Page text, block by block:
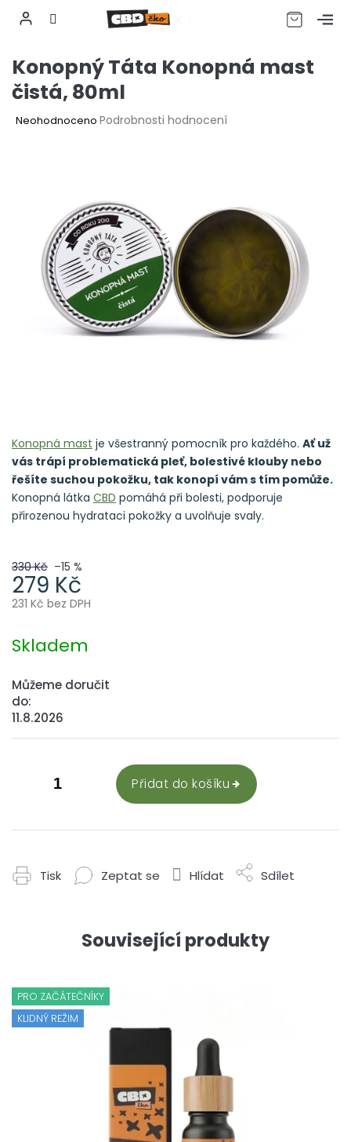
obsah
CZK
Konopný Táta Konopná mast
čistá, 80ml
Průměrné
hvězdiček.
Neohodnoceno Podrobnosti hodnocení
330 Kč –15 %
279 Kč
231 Kč bez DPH
cena:
Skladem
Můžeme doručit
do:
11.8.2026
Přidat do košíku
Konopná mast je všestranný pomocník pro každého. Ať už
vás trápí problematická pleť, bolestivé klouby nebo
řešíte suchou pokožku, tak konopí vám s tím pomůže.
Konopná látka CBD pomáhá při bolesti, podporuje
přirozenou hydrataci pokožky a uvolňuje svaly.
Tisk Zeptat se Hlídat Sdílet
Související produkty
PRO ZAČÁTEČNÍKY
KLIDNÝ REŽIM